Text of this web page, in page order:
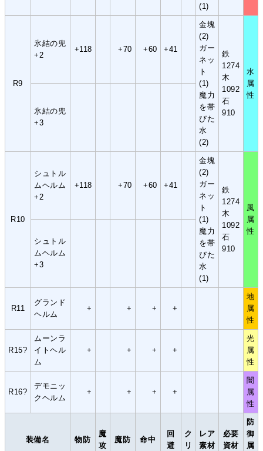
装備名 物防
魔
攻
魔防 命中
回
避
ク
リ
レア
素材
必要
資材
防
御
属
(1)
R9
氷結の兜
+2
+118 +70 +60 +41
金塊
(2)
ガー
ネッ
ト
(1)
魔力
を帯
びた
水
(2)
鉄
1274
木
1092
石
910
水
属
性
氷結の兜
+3
R10
シュトル
ムヘルム
+2
+118 +70 +60 +41
金塊
(2)
ガー
ネッ
ト
(1)
魔力
を帯
びた
水
(1)
鉄
1274
木
1092
石
910
風
属
性
シュトル
ムヘルム
+3
R11
グランド
ヘルム
+ + + +
地
属
性
R15?
ムーンラ
イトヘル
ム
+ + + +
光
属
性
R16?
デモニッ
クヘルム
+ + + +
闇
属
性